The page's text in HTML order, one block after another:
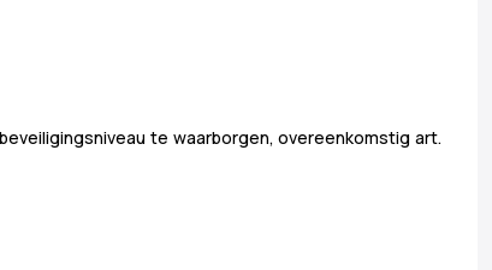
te waarborgen, overeenkomstig art.